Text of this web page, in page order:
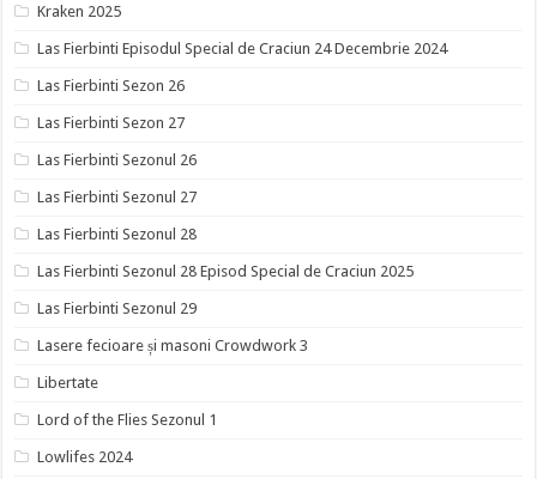
Kraken 2025
Las Fierbinti Episodul Special de Craciun 24 Decembrie 2024
Las Fierbinti Sezon 26
Las Fierbinti Sezon 27
Las Fierbinti Sezonul 26
Las Fierbinti Sezonul 27
Las Fierbinti Sezonul 28
Las Fierbinti Sezonul 28 Episod Special de Craciun 2025
Las Fierbinti Sezonul 29
Lasere fecioare și masoni Crowdwork 3
Libertate
Lord of the Flies Sezonul 1
Lowlifes 2024